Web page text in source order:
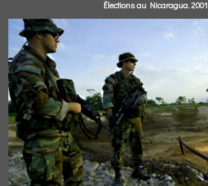
Élections au Nicaragua. 2001